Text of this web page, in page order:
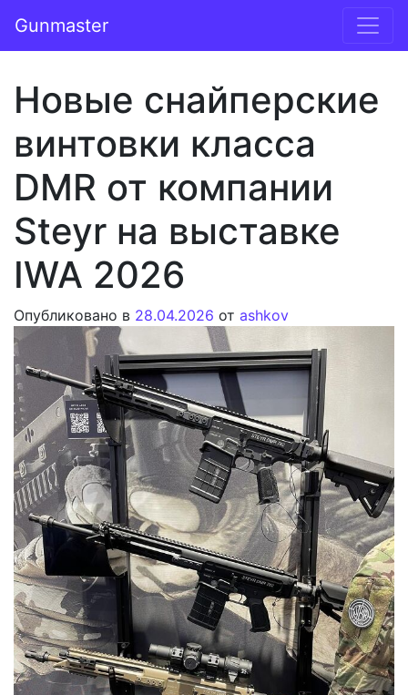
Основная навигация
Gunmaster
Новые снайперские
винтовки класса
DMR от компании
Steyr на выставке
IWA 2026
Опубликовано в 28.04.2026 от ashkov